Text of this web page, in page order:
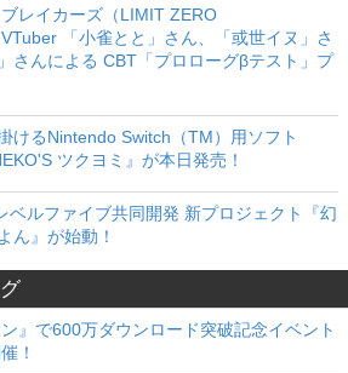
ブレイカーズ（LIMIT ZERO
「小雀とと」さん、「或世イヌ」さ
さんによる CBT「プロローグβテスト」プ
けるNintendo Switch（TM）用ソフト
ツクヨミ』が本日発売！
ベルファイブ共同開発 新プロジェクト『幻
ん』が始動！
ン』で600万ダウンロード突破記念イベント
！